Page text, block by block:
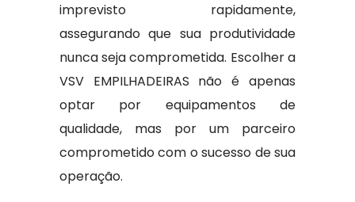
imprevisto rapidamente,
assegurando que sua produtividade
nunca seja comprometida. Escolher a
VSV EMPILHADEIRAS não é apenas
optar por equipamentos de
qualidade, mas por um parceiro
comprometido com o sucesso de sua
operação.